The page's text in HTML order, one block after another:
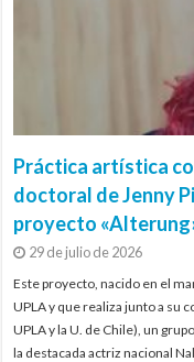
Práctica artística
doctoral de Jenny
proyecto
29 de julio de 2026
Este proyecto, nacido en el
UPLA y que realiza junto a su
UPLA y la U. de Chile), un
la destacada actriz nacional